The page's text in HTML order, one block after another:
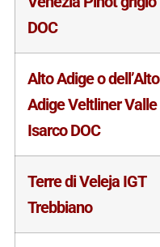
DOC
Alto Adige o dell’Alto
Adige Veltliner Valle
Isarco DOC
Terre di Veleja IGT
Trebbiano